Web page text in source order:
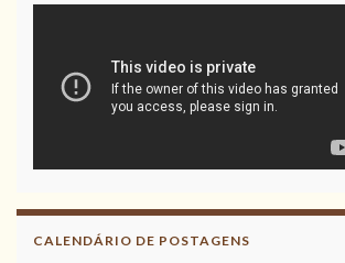
CALENDÁRIO DE POSTAGENS